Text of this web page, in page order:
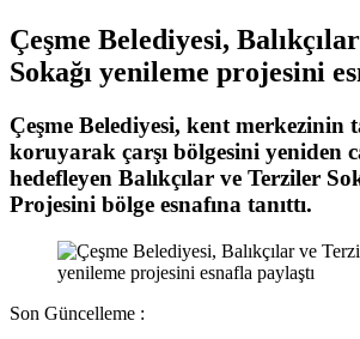
Çeşme Belediyesi,
Sokağı yenileme projesini
Çeşme Belediyesi, kent
koruyarak çarşı bölgesini yeniden
hedefleyen Balıkçılar ve Terziler
Projesini bölge esnafına tanıttı.
Son Güncelleme :